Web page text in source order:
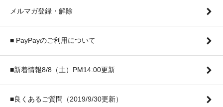
メルマガ登録・解除
■ PayPayのご利用について
■新着情報8/8（土）PM14:00更新
■良くあるご質問（2019/9/30更新）